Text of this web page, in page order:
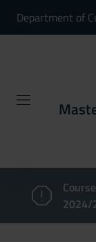
Department of
2024/